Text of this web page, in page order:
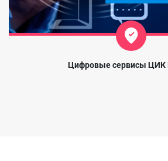
Цифровые сервисы ЦИК